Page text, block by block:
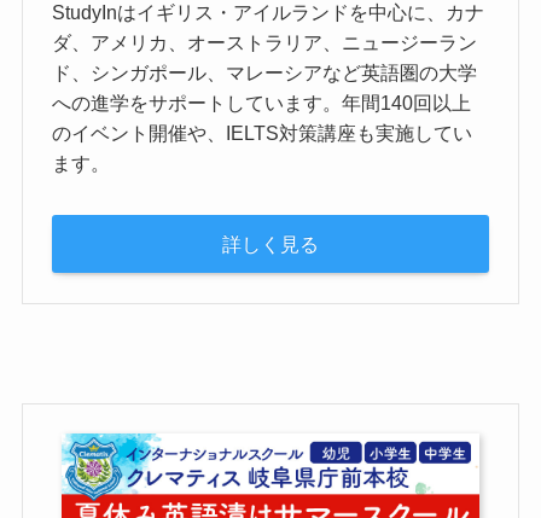
StudyInはイギリス・アイルランドを中心に、カナ
ダ、アメリカ、オーストラリア、ニュージーラン
ド、シンガポール、マレーシアなど英語圏の大学
への進学をサポートしています。年間140回以上
のイベント開催や、IELTS対策講座も実施してい
ます。
詳しく見る